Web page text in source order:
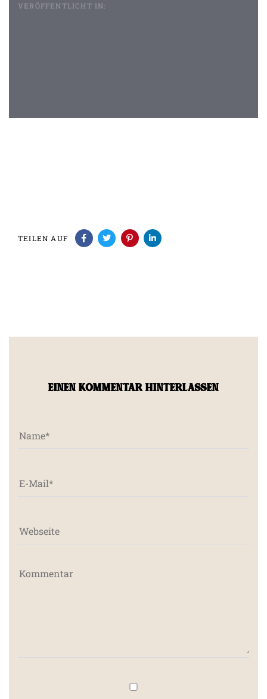
VERÖFFENTLICHT IN:
TEILEN AUF
EINEN KOMMENTAR HINTERLASSEN